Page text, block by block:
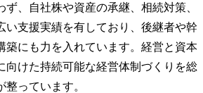
ず、自社株や資産の承継、相続対策、
い支援実績を有しており、後継者や幹
築にも力を入れています。経営と資本
向けた持続可能な経営体制づくりを総
っています。